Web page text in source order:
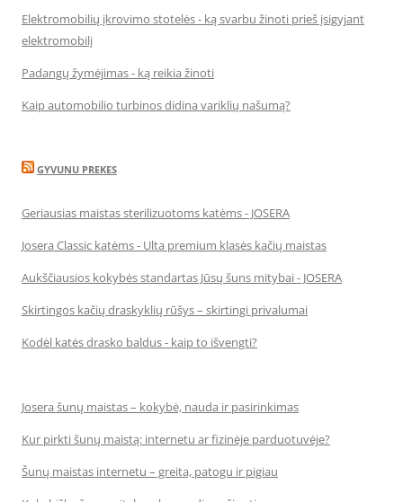
Elektromobilių įkrovimo stotelės - ką svarbu žinoti prieš įsigyjant
elektromobilį
Padangų žymėjimas - ką reikia žinoti
Kaip automobilio turbinos didina variklių našumą?
GYVUNU PREKES
Geriausias maistas sterilizuotoms katėms - JOSERA
Josera Classic katėms - Ulta premium klasės kačių maistas
Aukščiausios kokybės standartas Jūsų šuns mitybai - JOSERA
Skirtingos kačių draskyklių rūšys – skirtingi privalumai
Kodėl katės drasko baldus - kaip to išvengti?
Josera šunų maistas – kokybė, nauda ir pasirinkimas
Kur pirkti šunų maistą: internetu ar fizinėje parduotuvėje?
Šunų maistas internetu – greita, patogu ir pigiau